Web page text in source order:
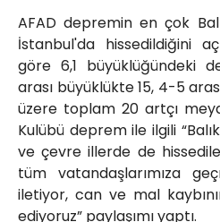
AFAD depremin en çok
İstanbul'da hissedildiğini
göre 6,1 büyüklüğündeki
arası büyüklükte 15, 4-5
üzere toplam 20 artçı
Kulübü deprem ile ilgili
ve çevre illerde de
tüm vatandaşlarımıza
iletiyor, can ve mal
ediyoruz” paylaşımı yaptı.